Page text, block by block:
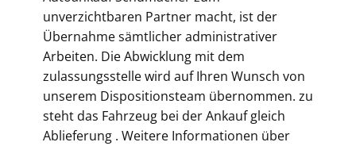
unverzichtbaren Partner macht, ist der
Übernahme sämtlicher administrativer
Arbeiten. Die Abwicklung mit dem
zulassungsstelle wird auf Ihren Wunsch von
unserem Dispositionsteam übernommen. zu
steht das Fahrzeug bei der Ankauf gleich
Ablieferung . Weitere Informationen über